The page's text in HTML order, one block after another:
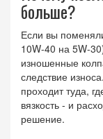
больше?
Если вы
10W-40 на 5W-
изношенные
следствие
проходит туда,
вязкость - и
решение.